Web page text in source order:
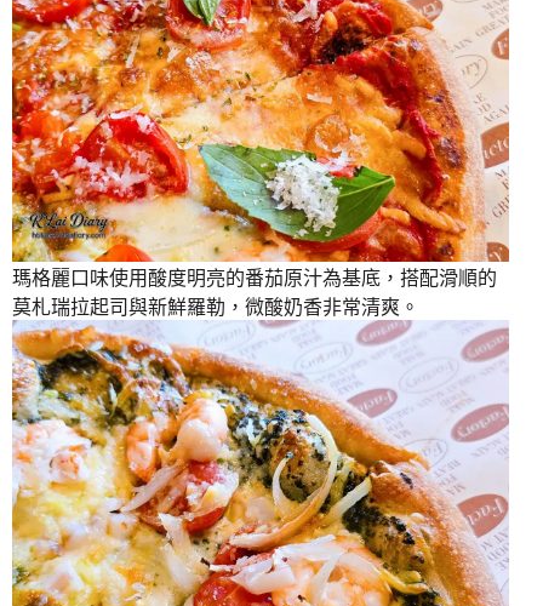
瑪格麗口味使用酸度明亮的番茄原汁為基底，搭配滑順的
莫札瑞拉起司與新鮮羅勒，微酸奶香非常清爽。